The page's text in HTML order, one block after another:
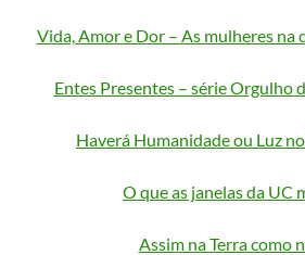
Vida, Amor e Dor – As mulheres na
Entes Presentes – série Orgulho
Haverá Humanidade ou Luz
O que as janelas da UC
Assim na Terra como